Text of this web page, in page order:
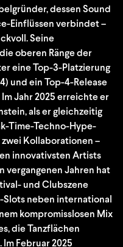
dessen Sound
Einflüssen verbindet –
Seine
oberen Ränge der
eine Top-3-Platzierung
und ein Top-4-Release
Jahr 2025 erreichte er
als er gleichzeitig
Time-Techno-Hype-
Kollaborationen –
innovativsten Artists
vergangenen Jahren hat
und Clubszene
neben international
kompromisslosen Mix
die Tanzflächen
Februar 2025